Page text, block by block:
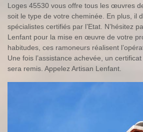
Loges 45530 vous offre tous les œuvres
soit le type de votre cheminée. En plus, il
spécialistes certifiés par l’Etat. N’hésitez
Lenfant pour la mise en œuvre de votre
habitudes, ces ramoneurs réalisent
Une fois l’assistance achevée, un
sera remis. Appelez Artisan Lenfant.